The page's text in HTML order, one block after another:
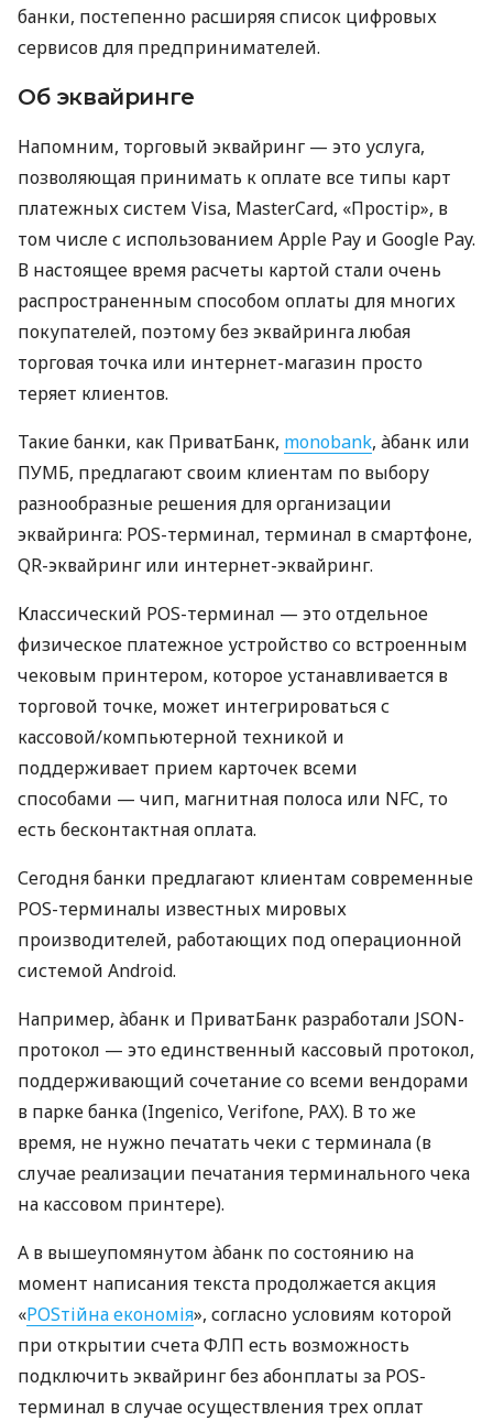
банки, постепенно расширяя список цифровых
сервисов для предпринимателей.
Об эквайринге
Напомним, торговый эквайринг — это услуга,
позволяющая принимать к оплате все типы карт
платежных систем Visa, MasterCard, «Простір», в
том числе с использованием Apple Pay и Google Pay.
В настоящее время расчеты картой стали очень
распространенным способом оплаты для многих
покупателей, поэтому без эквайринга любая
торговая точка или интернет-магазин просто
теряет клиентов.
Такие банки, как ПриватБанк, monobank, àбанк или
ПУМБ, предлагают своим клиентам по выбору
разнообразные решения для организации
эквайринга: POS-терминал, терминал в смартфоне,
QR-эквайринг или интернет-эквайринг.
Классический POS-терминал — это отдельное
физическое платежное устройство со встроенным
чековым принтером, которое устанавливается в
торговой точке, может интегрироваться с
кассовой/компьютерной техникой и
поддерживает прием карточек всеми
способами — чип, магнитная полоса или NFC, то
есть бесконтактная оплата.
Сегодня банки предлагают клиентам современные
POS-терминалы известных мировых
производителей, работающих под операционной
системой Android.
Например, àбанк и ПриватБанк разработали JSON-
протокол — это единственный кассовый протокол,
поддерживающий сочетание со всеми вендорами
в парке банка (Ingenico, Verifone, PAX). В то же
время, не нужно печатать чеки с терминала (в
случае реализации печатания терминального чека
на кассовом принтере).
А в вышеупомянутом àбанк по состоянию на
момент написания текста продолжается акция
«POSтійна економія», согласно условиям которой
при открытии счета ФЛП есть возможность
подключить эквайринг без абонплаты за POS-
терминал в случае осуществления трех оплат